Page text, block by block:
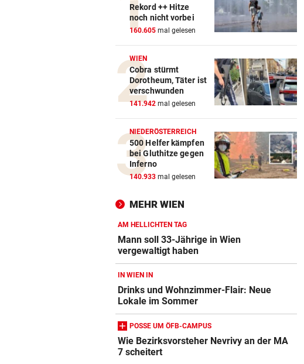
Rekord ++ Hitze
noch nicht vorbei
160.605 mal gelesen
WIEN
Cobra stürmt
Dorotheum, Täter ist
verschwunden
141.942 mal gelesen
NIEDERÖSTERREICH
500 Helfer kämpfen
bei Gluthitze gegen
Inferno
140.933 mal gelesen
MEHR WIEN
AM HELLICHTEN TAG
Mann soll 33-Jährige in Wien
vergewaltigt haben
IN WIEN IN
Drinks und Wohnzimmer-Flair: Neue
Lokale im Sommer
POSSE UM ÖFB-CAMPUS
Wie Bezirksvorsteher Nevrivy an der MA
7 scheitert